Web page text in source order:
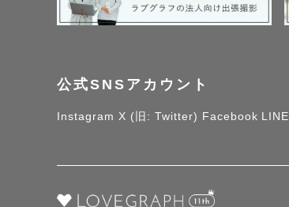
公式SNSアカウント
Instagram X (旧: Twitter) Facebook LINE